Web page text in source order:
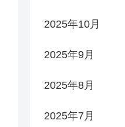
2025年10月
2025年9月
2025年8月
2025年7月